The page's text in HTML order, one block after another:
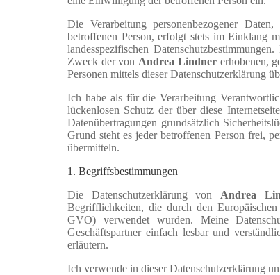
Die Verarbeitung personenbezogener
betroffenen Person, erfolgt stets im Einklang
landesspezifischen
Zweck der von Andrea Lindner erhobenen,
Personen mittels dieser Datenschutzerklärung
Ich habe als für die Verarbeitung
lückenlosen Schutz der über diese
Datenübertragungen grundsätzlich
Grund steht es jeder betroffenen Person frei,
übermitteln.
1. Begriffsbestimmungen
Die Datenschutzerklärung von Andrea
Begrifflichkeiten, die durch den
GVO) verwendet wurden. Meine
Geschäftspartner einfach lesbar und
erläutern.
Ich verwende in dieser Datenschutzerklärung